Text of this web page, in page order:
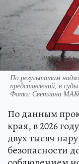
По результатам
представлений, в
Фото: Светлана
По данным
края, в 2026
двух тысяч
безопасности